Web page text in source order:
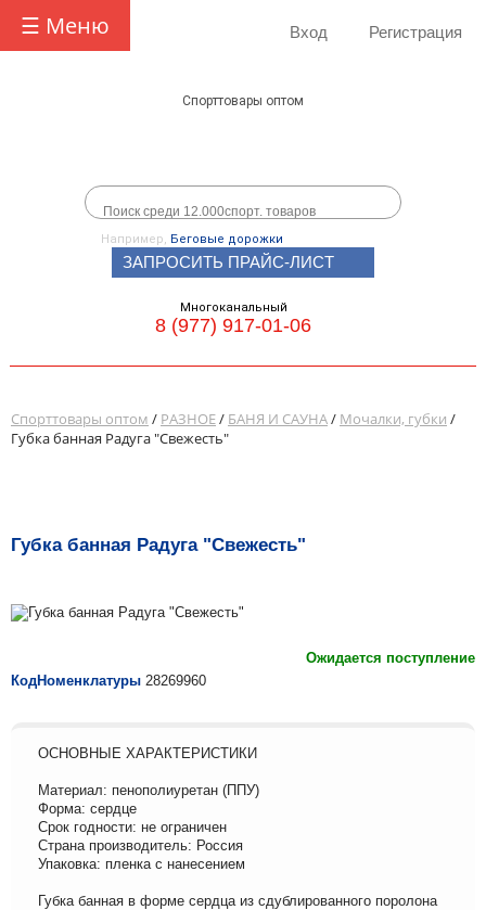
☰ Меню Вход Регистрация
Спорттовары оптом
Например, Беговые дорожки
ЗАПРОСИТЬ ПРАЙС-ЛИСТ
Многоканальный
8 (977) 917-01-06
Спорттовары оптом / РАЗНОЕ/ БАНЯ И САУНА/ Мочалки, губки /
Губка банная Радуга "Свежесть"
Губка банная Радуга "Свежесть"
Ожидается поступление
КодНоменклатуры 28269960
ОСНОВНЫЕ ХАРАКТЕРИСТИКИ
Материал: пенополиуретан (ППУ)
Форма: сердце
Срок годности: не ограничен
Страна производитель: Россия
Упаковка: пленка с нанесением
Губка банная в форме сердца из сдублированного поролона